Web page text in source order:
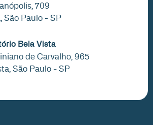
709
São Paulo - SP
Bela Vista
de Carvalho, 965
São Paulo - SP